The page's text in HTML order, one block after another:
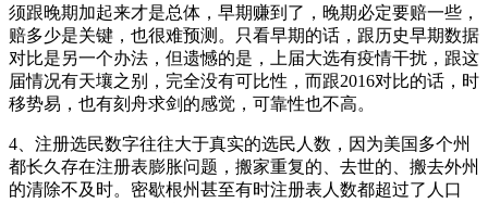
须跟晚期加起来才是总体，早期赚到了，晚期必定要赔一些，
赔多少是关键，也很难预测。只看早期的话，跟历史早期数据
对比是另一个办法，但遗憾的是，上届大选有疫情干扰，跟这
届情况有天壤之别，完全没有可比性，而跟2016对比的话，时
移势易，也有刻舟求剑的感觉，可靠性也不高。
4、注册选民数字往往大于真实的选民人数，因为美国多个州
都长久存在注册表膨胀问题，搬家重复的、去世的、搬去外州
的清除不及时。密歇根州甚至有时注册表人数都超过了人口